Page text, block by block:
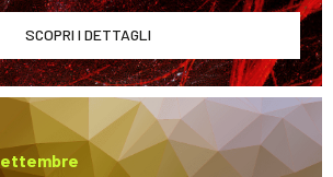
SCOPRI I DETTAGLI